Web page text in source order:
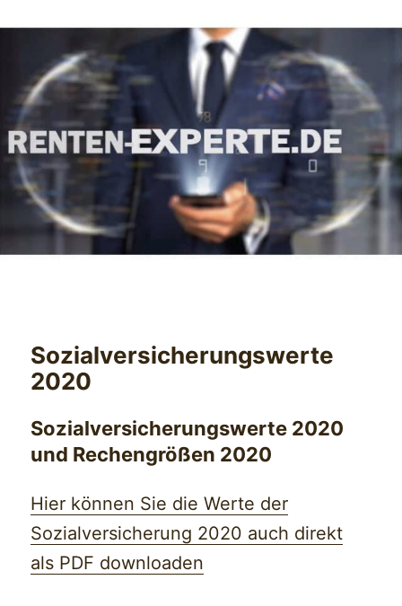
Sozialversicherungswerte
2020
Sozialversicherungswerte 2020
und Rechengrößen 2020
Hier können Sie die Werte der
Sozialversicherung 2020 auch direkt
als PDF downloaden